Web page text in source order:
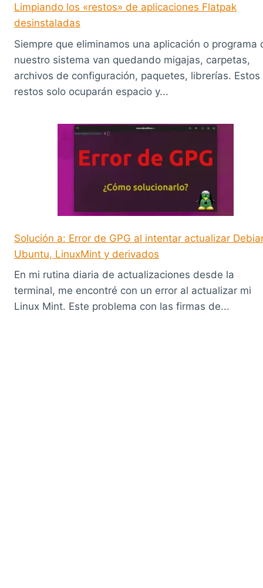
Limpiando los «restos» de aplicaciones Flatpak
desinstaladas
Siempre que eliminamos una aplicación o programa
nuestro sistema van quedando migajas, carpetas,
archivos de configuración, paquetes, librerías. Estos
restos solo ocuparán espacio y...
Solución a: Error de GPG al intentar actualizar
Ubuntu, LinuxMint y derivados
En mi rutina diaria de actualizaciones desde la
terminal, me encontré con un error al actualizar mi
Linux Mint. Este problema con las firmas de...